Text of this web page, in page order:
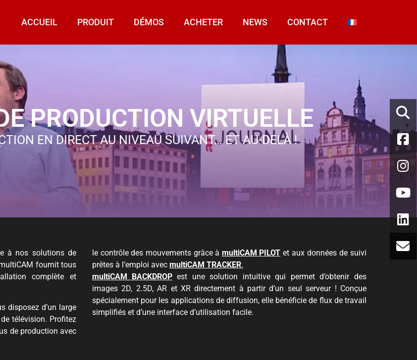
ACCUEIL PRODUIT DÉMOS ACHETER NEWS CONTACT
PRODUCTION VIRTUELLE
EN DIRECT AU NIVEAU SUIVANT… ET AU-DELÀ !
à nos solutions de
fournit tous
complète et
disposez d’un large
télévision. Profitez
de production avec
le contrôle des mouvements grâce à multiCAM PILOT et aux données de suivi
prêtes à l’emploi avec multiCAM TRACKER.
multiCAM BACKDROP
images 2D, 2.5D, AR et XR directement à partir d’un seul serveur ! Conçue
spécialement pour les applications de diffusion, elle bénéficie de flux de travail
simplifiés et d’une interface d’utilisation facile.